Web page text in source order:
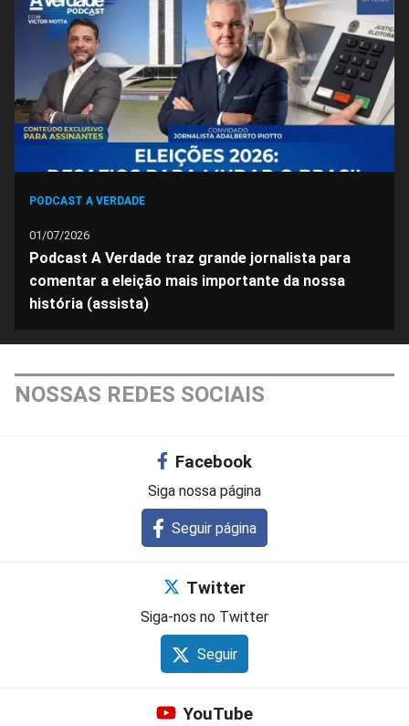
FacebookWhatsappTwitterMessengerTelegramGettr
PODCAST A VERDADE
01/07/2026
Podcast A Verdade traz grande jornalista para
comentar a eleição mais importante da nossa
história (assista)
NOSSAS REDES SOCIAIS
Facebook
Siga nossa página
Seguir página
Twitter
Siga-nos no Twitter
Seguir
YouTube